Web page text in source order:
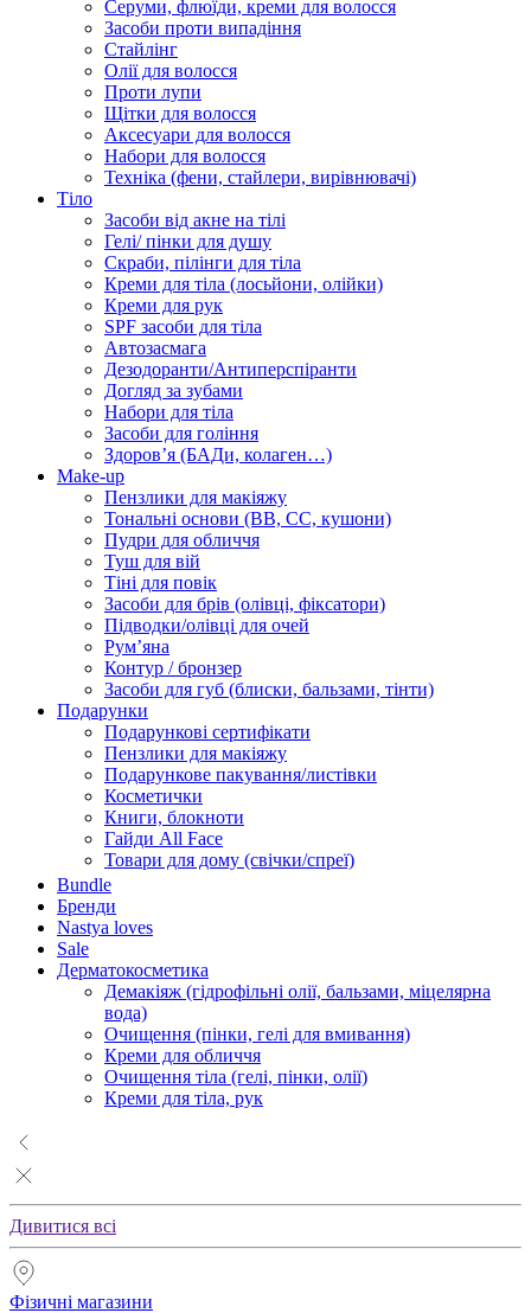
Серуми, флюїди, креми для волосся
Засоби проти випадіння
Стайлінг
Олії для волосся
Проти лупи
Щітки для волосся
Аксесуари для волосся
Набори для волосся
Техніка (фени, стайлери, вирівнювачі)
Тіло
Засоби від акне на тілі
Гелі/ пінки для душу
Скраби, пілінги для тіла
Креми для тіла (лосьйони, олійки)
Креми для рук
SPF засоби для тіла
Автозасмага
Дезодоранти/Антиперспіранти
Догляд за зубами
Набори для тіла
Засоби для гоління
Здоровʼя (БАДи, колаген…)
Make-up
Пензлики для макіяжу
Тональні основи (BB, CC, кушони)
Пудри для обличчя
Туш для вій
Тіні для повік
Засоби для брів (олівці, фіксатори)
Підводки/олівці для очей
Румʼяна
Контур / бронзер
Засоби для губ (блиски, бальзами, тінти)
Подарунки
Подарункові сертифікати
Пензлики для макіяжу
Подарункове пакування/листівки
Косметички
Книги, блокноти
Гайди All Face
Товари для дому (свічки/спреї)
Bundle
Бренди
Nastya loves
Sale
Дерматокосметика
Демакіяж (гідрофільні олії, бальзами, міцелярна
вода)
Очищення (пінки, гелі для вмивання)
Креми для обличчя
Очищення тіла (гелі, пінки, олії)
Креми для тіла, рук
Дивитися всі
Фізичні магазини